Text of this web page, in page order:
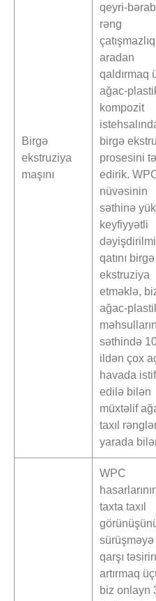
Birgə
ekstruziya
maşını
qeyri-
rəng
aradan
qaldırmaq
ağac-
kompozit
birgə
prosesini
edirik.
nüvəsinin
səthinə
keyfiyyətli
qatını birgə
ekstruziya
etməklə,
ağac-
məhsulların
səthində
ildən çox
havada
edilə bilən
müxtəlif
taxıl
yarada
WPC
taxta taxıl
sürüşməyə
qarşı
artırmaq
biz onlayn